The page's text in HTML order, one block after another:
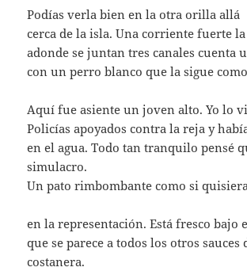
Podías verla bien en la otra orilla allá
cerca de la isla. Una corriente fuerte
adonde se juntan tres canales cuenta
con un perro blanco que la sigue
Aquí fue asiente un joven alto. Yo lo
Policías apoyados contra la reja y
en el agua. Todo tan tranquilo pensé
simulacro.
Un pato rimbombante como si
en la representación. Está fresco bajo
que se parece a todos los otros sauces
costanera.